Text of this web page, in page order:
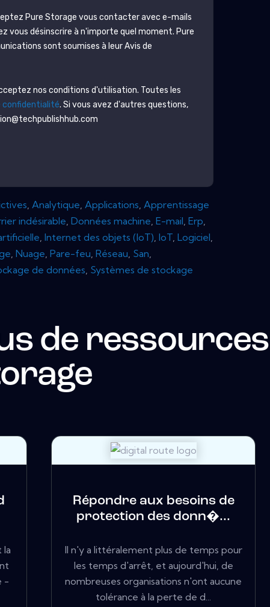
Pure Storage vous contacter avec e-mails
vous désinscrire à n'importe quel moment. Pure
sont soumises à leur Avis de
nos conditions d'utilisation. Toutes les
confidentialité. Si vous avez d'autres questions,
Analytique Applications Apprentissage
indésirable Données machine E-mail Erp
Internet des objets (IoT) IoT Logiciel
Nuage Pare-feu Réseau San
de données Systèmes de stockage
de
la
-
Répondre aux besoins de
protection des donn�...
Il n'y a littéralement plus de temps pour
les temps d'arrêt, et aujourd'hui, de
nombreuses organisations n'ont aucune
tolérance à la perte de d...